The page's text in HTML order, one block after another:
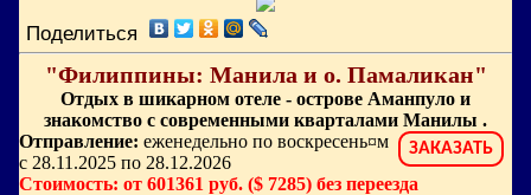
Поделиться
"Филиппины: Манила и о. Памаликан"
Отдых в шикарном отеле - острове Аманпуло и
знакомство с современными кварталами Манилы .
ЗАКАЗАТЬ
Отправление: еженедельно по воскресень¤м
с 28.11.2025 по 28.12.2026
Стоимость: от 601361 руб. ($ 7285) без переезда